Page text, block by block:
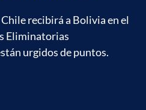
recibirá a Bolivia en el
Eliminatorias
urgidos de puntos.